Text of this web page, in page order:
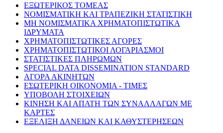
ΕΞΩΤΕΡΙΚΟΣ ΤΟΜΕΑΣ
ΝΟΜΙΣΜΑΤΙΚΗ ΚΑΙ ΤΡΑΠΕΖΙΚΗ ΣΤΑΤΙΣΤΙΚΗ
ΜΗ ΝΟΜΙΣΜΑΤΙΚΑ ΧΡΗΜΑΤΟΠΙΣΤΩΤΙΚΑ
ΙΔΡΥΜΑΤΑ
ΧΡΗΜΑΤΟΠΙΣΤΩΤΙΚΕΣ ΑΓΟΡΕΣ
ΧΡΗΜΑΤΟΠΙΣΤΩΤΙΚΟΙ ΛΟΓΑΡΙΑΣΜΟΙ
ΣΤΑΤΙΣΤΙΚΕΣ ΠΛΗΡΩΜΩΝ
SPECIAL DATA DISSEMINATION STANDARD
ΑΓΟΡΑ ΑΚΙΝΗΤΩΝ
ΕΣΩΤΕΡΙΚΗ ΟΙΚΟΝΟΜΙΑ - ΤΙΜΕΣ
ΥΠΟΒΟΛΗ ΣΤΟΙΧΕΙΩΝ
ΚΙΝΗΣΗ ΚΑΙ ΑΠΑΤΗ ΤΩΝ ΣΥΝΑΛΛΑΓΩΝ ΜΕ
ΚΑΡΤΕΣ
ΕΞΕΛΙΞΗ ΔΑΝΕΙΩΝ ΚΑΙ ΚΑΘΥΣΤΕΡΗΣΕΩΝ